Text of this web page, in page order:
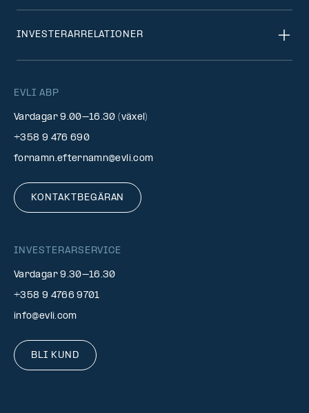
EVLI ABP
Vardagar 9.00–16.30 (växel)
+358 9 476 690
fornamn.efternamn@evli.com
KONTAKTBEGÄRAN
INVESTERARSERVICE
Vardagar 9.30–16.30
+358 9 4766 9701
info@evli.com
BLI KUND
INVESTERARRELATIONER